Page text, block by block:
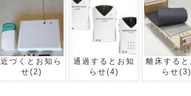
近づくとお知ら
せ(2)
通過するとお知
らせ(4)
離床する
らせ(3)